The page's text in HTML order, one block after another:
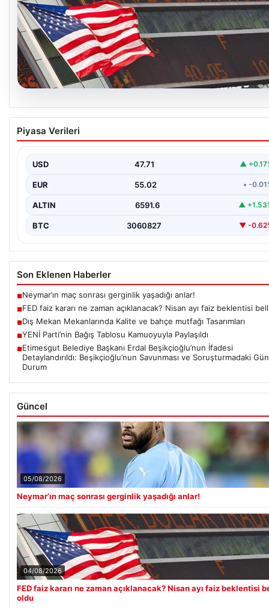
FED faiz kararı ne zaman açıklanacak? Nisan
ayı faiz beklentisi belli oldu
Piyasa Verileri
USD 47.71 ▲
EUR 55.02 • -
ALTIN 6591.6 ▲
BTC 3060827 ▼ -
Son Eklenen Haberler
■Neymar’ın maç sonrası gerginlik yaşadığı anlar!
■FED faiz kararı ne zaman açıklanacak? Nisan ayı faiz beklentisi
■Dış Mekan Mekanlarında Kalite ve bahçe mutfağı Tasarımları
■YENİ Parti’nin Bağış Tablosu Kamuoyuyla Paylaşıldı
■Etimesgut Belediye Başkanı Erdal Beşikçioğlu’nun İfadesi
Detaylandırıldı: Beşikçioğlu’nun Savunması ve Soruşturmadaki
Durum
Güncel
05/08/2026
Neymar’ın maç sonrası gerginlik yaşadığı anlar!
04/08/2026
FED faiz kararı ne zaman açıklanacak? Nisan ayı faiz beklentisi
oldu